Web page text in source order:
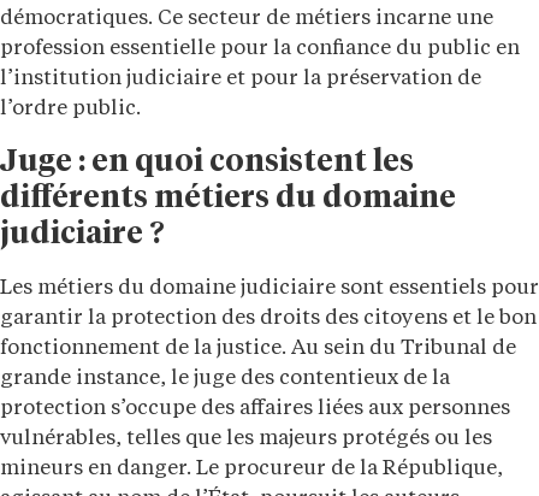
démocratiques. Ce secteur de métiers incarne une
profession essentielle pour la confiance du public en
l’institution judiciaire et pour la préservation de
l’ordre public.
Juge : en quoi consistent les
différents métiers du domaine
judiciaire ?
Les métiers du domaine judiciaire sont essentiels pour
garantir la protection des droits des citoyens et le bon
fonctionnement de la justice. Au sein du Tribunal de
grande instance, le juge des contentieux de la
protection s’occupe des affaires liées aux personnes
vulnérables, telles que les majeurs protégés ou les
mineurs en danger. Le procureur de la République,